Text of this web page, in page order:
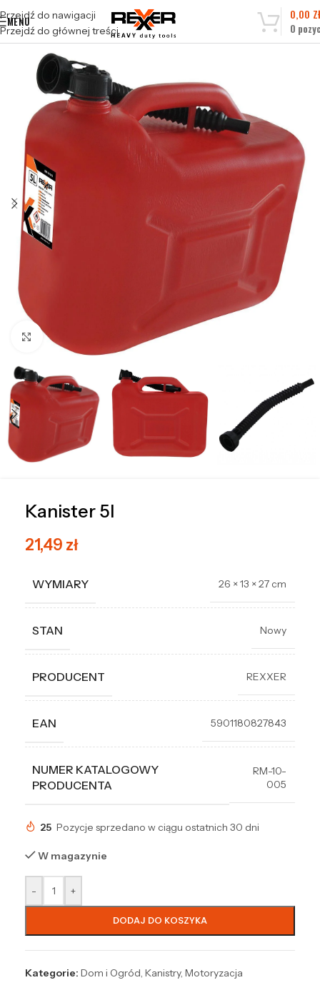
Przejdź do nawigacji
Przejdź do głównej treści
MENU
0
0,00
Kliknij, aby powiększyć
Kanister 5l
21,49 zł
WYMIARY 26 × 13 × 27 cm
STAN Nowy
PRODUCENT REXXER
EAN 5901180827843
NUMER KATALOGOWY
PRODUCENTA
RM-10-
005
25 Pozycje sprzedano w ciągu ostatnich 30 dni
W magazynie
- +
DODAJ DO KOSZYKA
Kategorie: Dom i Ogród, Kanistry, Motoryzacja